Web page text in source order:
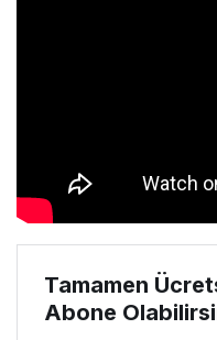
Tamamen
Abone